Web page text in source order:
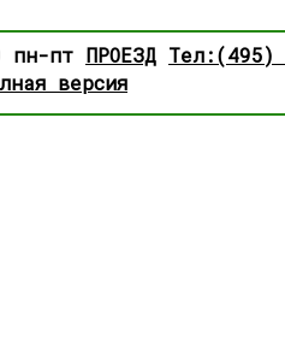
пн-пт ПРОЕЗД Тел:(495)
версия